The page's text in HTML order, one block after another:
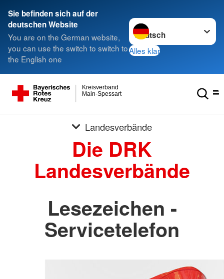
Sie befinden sich auf der
deutschen Website
You are on the German website,
you can use the switch to switch to
the English one
Sprache wechseln zu
Alles klar
Main-Spessart
Kreisverband
Landesverbände
Die DRK
Landesverbände
Lesezeichen -
Servicetelefon